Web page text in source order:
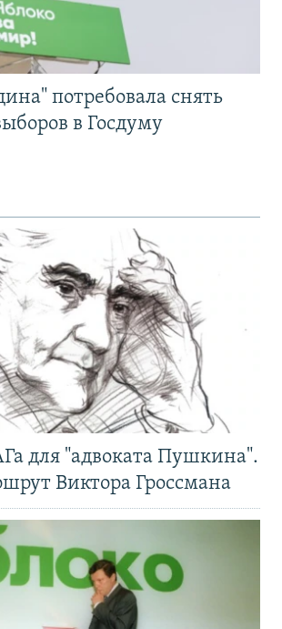
потребовала снять
в Госдуму
для "адвоката Пушкина".
Виктора Гроссмана